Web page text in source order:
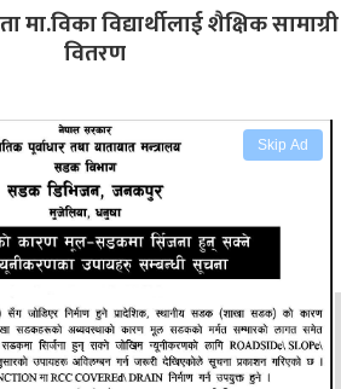
Skip Ad
विद्यार्थीलाई शैक्षिक सामाग्री
वितरण